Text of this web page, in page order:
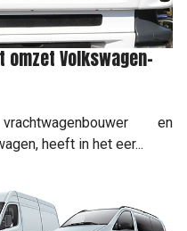
Volkswagen-
en
heeft in het eer...